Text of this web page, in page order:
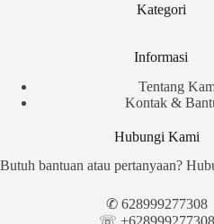
Kategori
Informasi
Tentang
Kontak &
Hubungi Kami
Butuh bantuan atau pertanyaan?
✆ 628999277308